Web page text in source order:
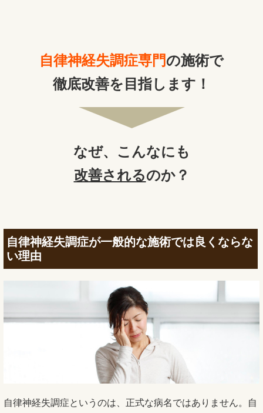
自律神経失調症専門の施術で
徹底改善を目指します！
なぜ、 こんなにも
改善されるのか？
自律神経失調症が一般的な施術では良くならな
い理由
自律神経失調症というのは、正式な病名ではありません。自